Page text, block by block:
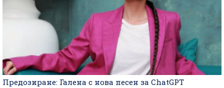
Предозиране: Галена с нова песен за ChatGPT